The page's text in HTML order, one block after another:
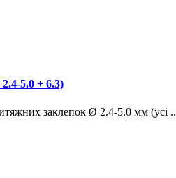
5.0 + 6.3)
заклепок Ø 2.4-5.0 мм (усі ..